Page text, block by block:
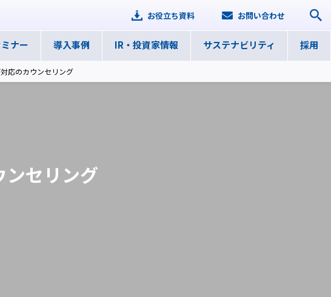
ナー 導入事例 IR・ 投資家情報 サステナビリティ 採用
お役立ち資料 お問い合わせ
応のカウンセリング
セリング